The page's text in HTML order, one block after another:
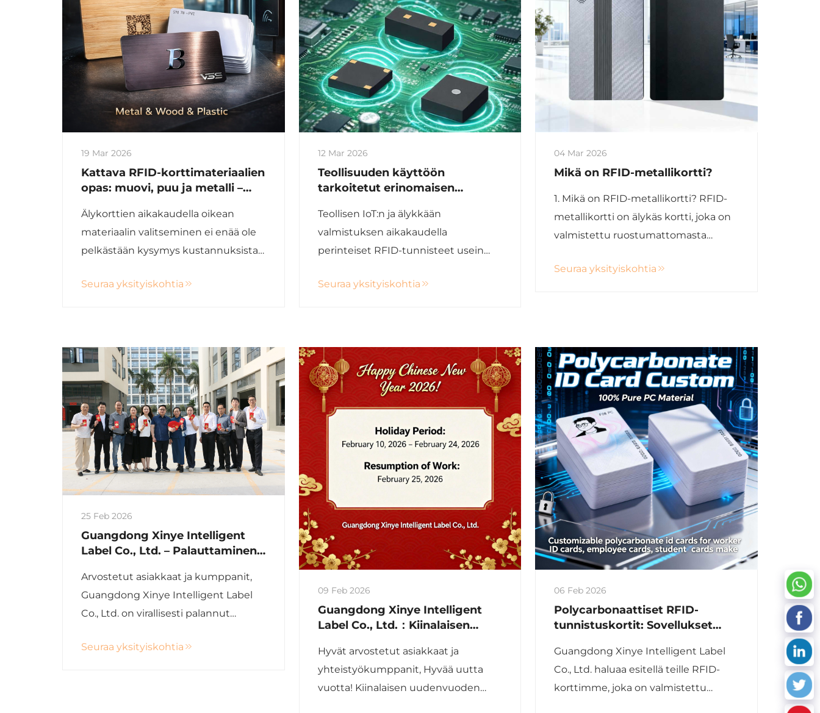
19 Mar 2026
Kattava RFID-korttimateriaalien
opas: muovi, puu ja metalli –
pääsynvalvontaan, maksuihin ja
varallisuuden hallintaan
Älykorttien aikakaudella oikean
materiaalin valitseminen ei enää ole
pelkästään kysymys kustannuksista;
turvallisuuteen, kestävyyteen,
pääsýkortteja...
Seuraa yksityiskohtia
12 Mar 2026
Teollisuuden käyttöön
tarkoitetut erinomaisen
korkean lämpötilan ja
metallipinnalle kiinnitettävien
tuotteiden sovellukset
Teollisen IoT:n ja älykkään
valmistuksen aikakaudella
perinteiset RFID-tunnisteet usein
kyvyttömyyden vuoksi kestää
sovelluksia...
Seuraa yksityiskohtia
04 Mar 2026
Mikä on RFID-metallikortti?
1. Mikä on RFID-metallikortti? RFID-
metallikortti on älykäs kortti, joka on
valmistettu ruostumattomasta
metallimateriaaleista ja johon on
Toisin kuin perinteiset PVC-kortit,
metalliset RFID-kortit...
Seuraa yksityiskohtia
25 Feb 2026
Guangdong Xinye Intelligent
Label Co., Ltd. – Palauttaminen
kiinalaisen uuden vuoden 2026
jälkeen
Arvostetut asiakkaat ja kumppanit,
Guangdong Xinye Intelligent Label
Co., Ltd. on virallisesti palannut
(keskiviikkona) kiinalaisen uuden
Seuraa yksityiskohtia
09 Feb 2026
Guangdong Xinye Intelligent
Label Co., Ltd.：Kiinalaisen
2026
Hyvät arvostetut asiakkaat ja
yhteistyökumppanit, Hyvää uutta
vuotta! Kiinalaisen uudenvuoden
06 Feb 2026
Polycarbonaattiset RFID-
tunnistuskortit: Sovellukset
henkilöllisyystarkistuksessa
Guangdong Xinye Intelligent Label
Co., Ltd. haluaa esitellä teille RFID-
korttimme, joka on valmistettu